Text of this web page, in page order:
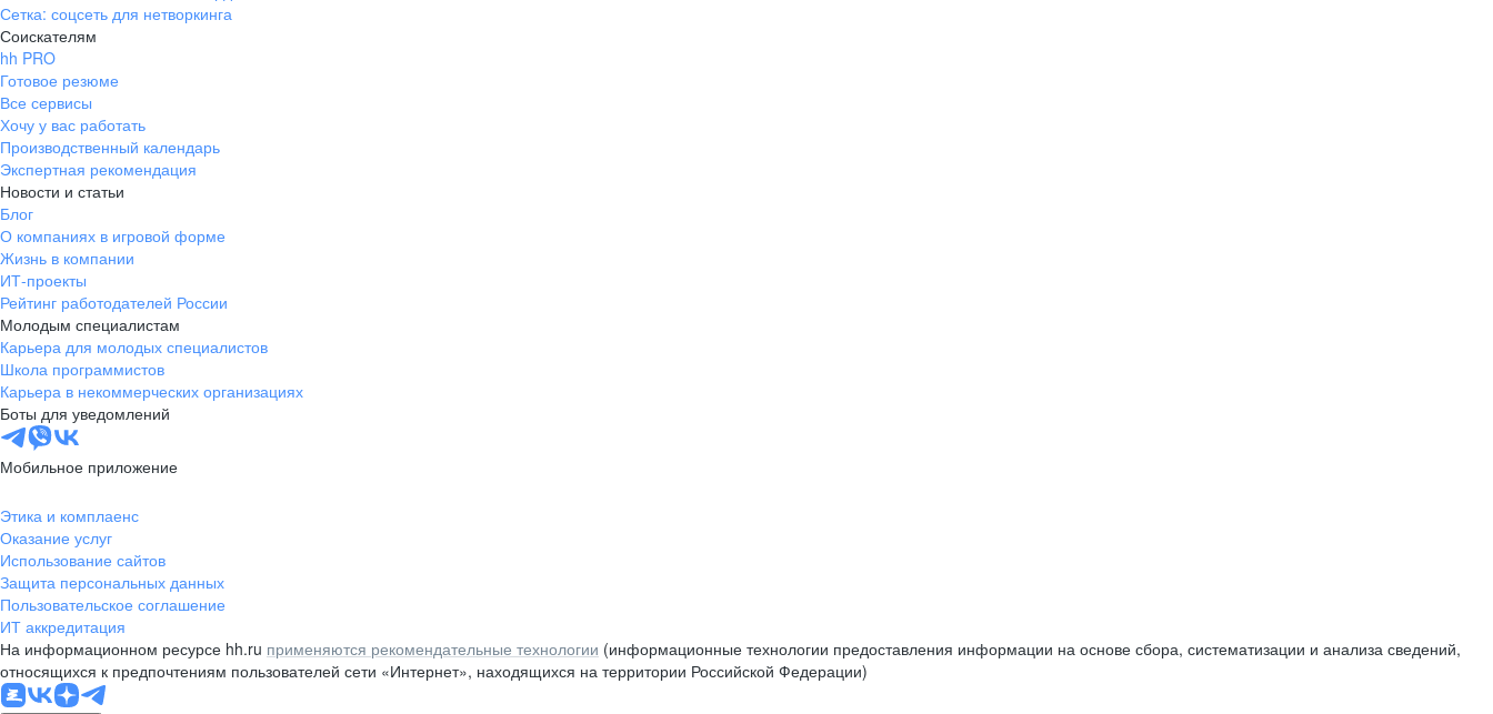
Сетка: соцсеть для нетворкинга
Соискателям
hh PRO
Готовое резюме
Все сервисы
Хочу у вас работать
Производственный календарь
Экспертная рекомендация
Новости и статьи
Блог
О компаниях в игровой форме
Жизнь в компании
ИТ-проекты
Рейтинг работодателей России
Молодым специалистам
Карьера для молодых специалистов
Школа программистов
Карьера в некоммерческих организациях
Боты для уведомлений
Мобильное приложение
Этика и комплаенс
Оказание услуг
Использование сайтов
Защита персональных данных
Пользовательское соглашение
ИТ аккредитация
На информационном ресурсе hh.ru применяются рекомендательные технологии (информационные технологии предоставления информации на основе сбора, систематизации и анализа сведений,
относящихся к предпочтениям пользователей сети «Интернет», находящихся на территории Российской Федерации)